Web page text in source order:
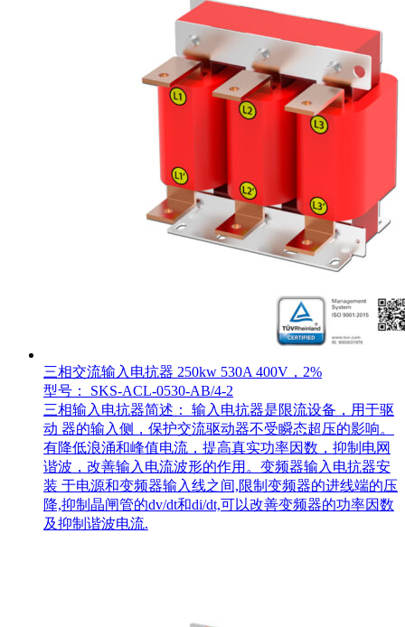
三相交流输入电抗器 250kw 530A 400V，2%
型号： SKS-ACL-0530-AB/4-2
三相输入电抗器简述： 输入电抗器是限流设备，用于驱
动 器的输入侧，保护交流驱动器不受瞬态超压的影响。
有降低浪涌和峰值电流，提高真实功率因数，抑制电网
谐波，改善输入电流波形的作用。变频器输入电抗器安
装 于电源和变频器输入线之间,限制变频器的进线端的压
降,抑制晶闸管的dv/dt和di/dt,可以改善变频器的功率因数
及抑制谐波电流.